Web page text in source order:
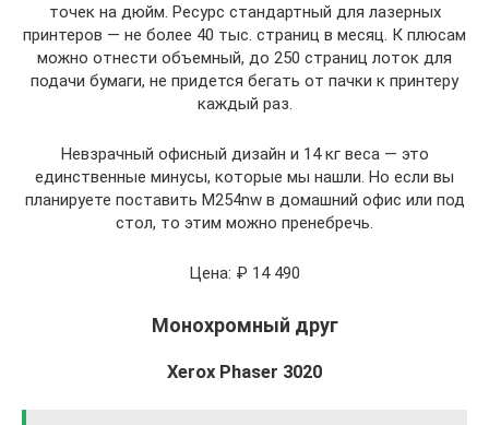
точек на дюйм. Ресурс стандартный для лазерных
принтеров — не более 40 тыс. страниц в месяц. К плюсам
можно отнести объемный, до 250 страниц лоток для
подачи бумаги, не придется бегать от пачки к принтеру
каждый раз.
Невзрачный офисный дизайн и 14 кг веса — это
единственные минусы, которые мы нашли. Но если вы
планируете поставить M254nw в домашний офис или под
стол, то этим можно пренебречь.
Цена: ₽ 14 490
Монохромный друг
Xerox Phaser 3020